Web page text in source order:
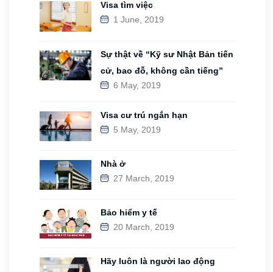
Visa tìm việc
1 June, 2019
Sự thật về “Kỹ sư Nhật Bản tiến
cử, bao đỗ, không cần tiếng”
6 May, 2019
Visa cư trú ngắn hạn
5 May, 2019
Nhà ở
27 March, 2019
Bảo hiểm y tế
20 March, 2019
Hãy luôn là người lao động